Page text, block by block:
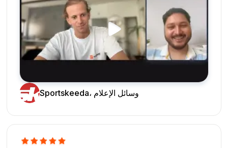
Sportskeeda، وسائل الإعلام